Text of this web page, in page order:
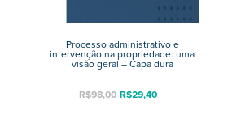
Processo administrativo e
intervenção na propriedade: uma
visão geral – Capa dura
R$98,00 R$29,40